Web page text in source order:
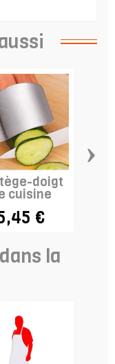
doigt
cuisine
€
›
la